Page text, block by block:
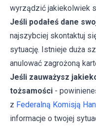
wyrządzić jakiekolwiek
Jeśli podałeś dane
najszybciej skontaktuj
sytuację. Istnieje duża
anulować zagrożoną
Jeśli zauważysz
tożsamości -
z Federalną Komisją
informacje o twojej